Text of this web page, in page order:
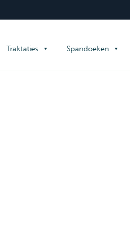
Traktaties Spandoeken
Familiedrukwerk
Overig